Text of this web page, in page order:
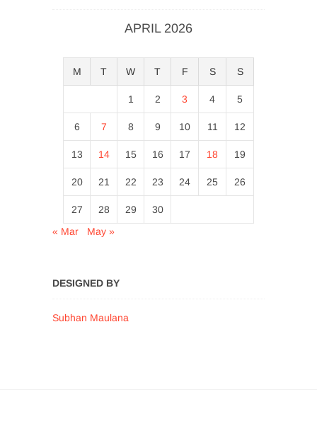
APRIL 2026
M T W T F S S
1 2 3 4 5
6 7 8 9 10 11 12
13 14 15 16 17 18 19
20 21 22 23 24 25 26
27 28 29
30
« Mar
May »
DESIGNED BY
Subhan Maulana